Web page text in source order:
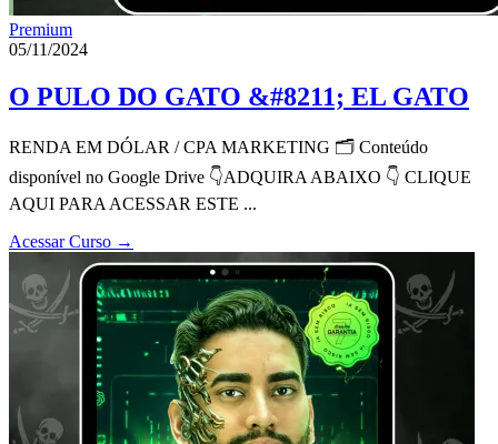
Premium
05/11/2024
O PULO DO GATO &#8211; EL GATO
RENDA EM DÓLAR / CPA MARKETING 🗂 Conteúdo
disponível no Google Drive 👇ADQUIRA ABAIXO 👇 CLIQUE
AQUI PARA ACESSAR ESTE ...
Acessar Curso →